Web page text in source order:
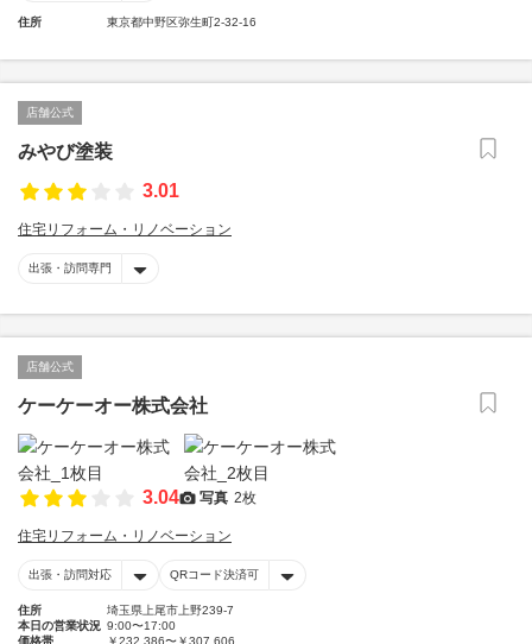
住所 東京都中野区弥生町2-32-16
店舗公式
みやび塗装
3.01
住宅リフォーム・リノベーション
出張・訪問専門
店舗公式
ケーケーオー株式会社
3.04 写真 2枚
住宅リフォーム・リノベーション
出張・訪問対応 QRコード決済可
住所
埼玉県上尾市上野239-7
本日の営業状況 9:00〜17:00
価格帯
￥232,386〜￥307,606